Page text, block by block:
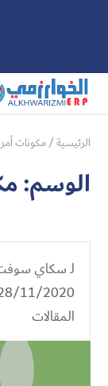
الرئيسية/مكونات
الوسم:
لـسكاي سوفت
11/2020 |
المقالات